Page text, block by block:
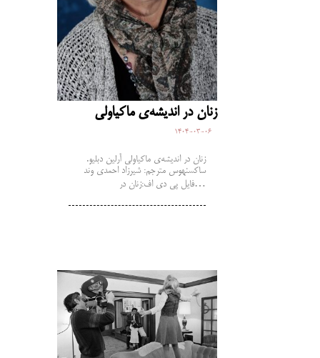
زنان در اندیشه‌ی ماکیاولی
1404-03-06
زنان در اندیشه‌ی ماکیاولی آرلین دبلیو.
ساکسنهوس مترجم: شیرزاد احمدی وند
فایل پی دی اف:زنان در…